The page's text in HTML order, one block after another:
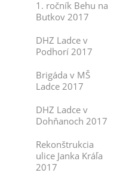
1. ročník Behu na
Butkov 2017
DHZ Ladce v
Podhorí 2017
Brigáda v MŠ
Ladce 2017
DHZ Ladce v
Dohňanoch 2017
Rekonštrukcia
ulice Janka Kráľa
2017